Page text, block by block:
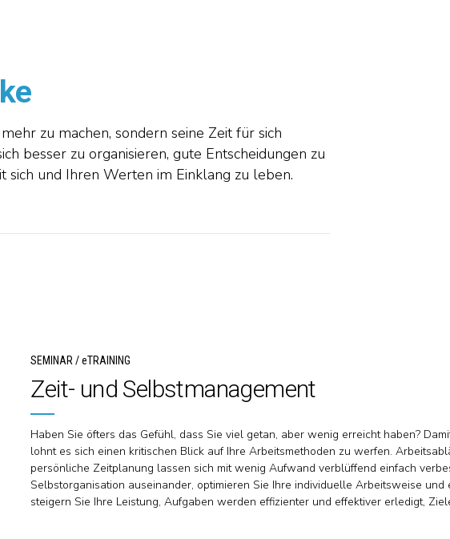
zu machen, sondern seine Zeit für sich
besser zu organisieren, gute Entscheidungen zu
und Ihren Werten im Einklang zu leben.
SEMINAR / eTRAINING
Zeit- und Selbstmanagement
Haben Sie öfters das Gefühl, dass Sie viel getan, aber wenig erreicht haben?
lohnt es sich einen kritischen Blick auf Ihre Arbeitsmethoden zu werfen.
persönliche Zeitplanung lassen sich mit wenig Aufwand verblüffend einfach
Selbstorganisation auseinander, optimieren Sie Ihre individuelle Arbeitsweise und
steigern Sie Ihre Leistung, Aufgaben werden effizienter und effektiver erledigt,